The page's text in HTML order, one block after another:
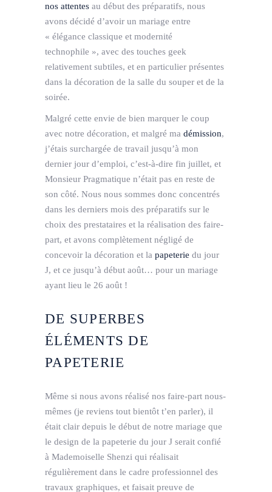
nos attentes au début des préparatifs, nous
avons décidé d’avoir un mariage entre
« élégance classique et modernité
technophile », avec des touches geek
relativement subtiles, et en particulier présentes
dans la décoration de la salle du souper et de la
soirée.
Malgré cette envie de bien marquer le coup
avec notre décoration, et malgré ma démission,
j’étais surchargée de travail jusqu’à mon
dernier jour d’emploi, c’est-à-dire fin juillet, et
Monsieur Pragmatique n’était pas en reste de
son côté. Nous nous sommes donc concentrés
dans les derniers mois des préparatifs sur le
choix des prestataires et la réalisation des faire-
part, et avons complètement négligé de
concevoir la décoration et la papeterie du jour
J, et ce jusqu’à début août… pour un mariage
ayant lieu le 26 août !
DE SUPERBES
ÉLÉMENTS DE
PAPETERIE
Même si nous avons réalisé nos faire-part nous-
mêmes (je reviens tout bientôt t’en parler), il
était clair depuis le début de notre mariage que
le design de la papeterie du jour J serait confié
à Mademoiselle Shenzi qui réalisait
régulièrement dans le cadre professionnel des
travaux graphiques, et faisait preuve de